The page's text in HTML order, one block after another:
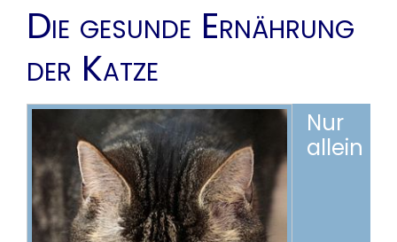
Die gesunde Ernährung
der Katze
Nur
allein